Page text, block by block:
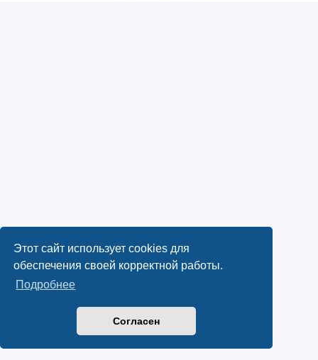
Этот сайт использует cookies для
обеспечения своей корректной работы.
Подробнее
Согласен